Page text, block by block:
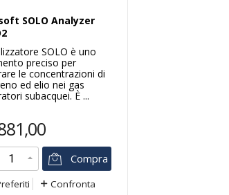
SOLO Analyzer
SOLO è uno
preciso per
le concentrazioni di
ed elio nei gas
subacquei. È ...
Compra
Confronta